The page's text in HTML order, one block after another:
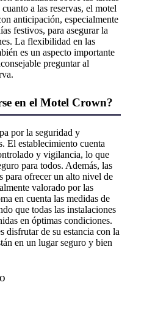
a las reservas, el motel
anticipación, especialmente
festivos, para asegurar la
La flexibilidad en las
es un aspecto importante
preguntar al
en el Motel Crown?
por la seguridad y
El establecimiento cuenta
y vigilancia, lo que
para todos. Además, las
para ofrecer un alto nivel de
valorado por las
en cuenta las medidas de
que todas las instalaciones
en óptimas condiciones.
disfrutar de su estancia con la
en un lugar seguro y bien